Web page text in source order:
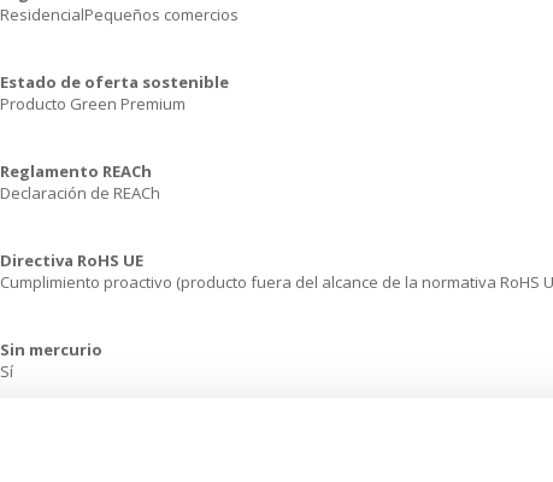
ResidencialPequeños comercios
Estado de oferta sostenible
Producto Green Premium
Reglamento REACh
Declaración de REACh
Directiva RoHS UE
Cumplimiento proactivo (producto fuera del alcance de la normativa RoHS
Sin mercurio
Sí